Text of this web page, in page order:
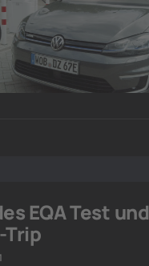
EQA Test und
Trip